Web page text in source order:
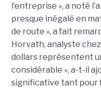
l’entreprise », a noté
presque inégalé en
de route », a fait
Horvath, analyste
dollars représentent
considérable », a-t-il
significative tant pour